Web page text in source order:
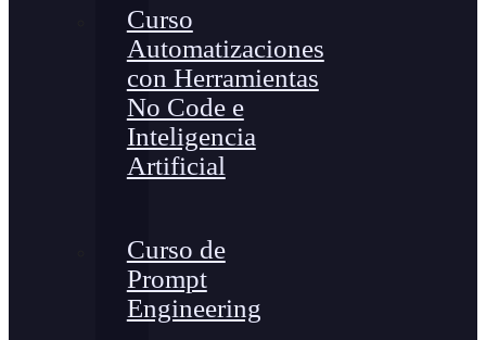
Curso
Automatizaciones
con Herramientas
No Code e
Inteligencia
Artificial
Curso de
Prompt
Engineering